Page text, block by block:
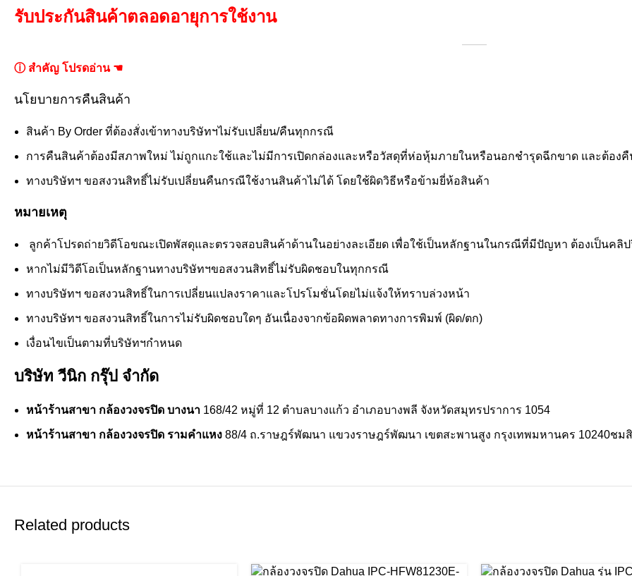
รับประกันสินค้าตลอดอายุการใช้งาน
ⓘ สำคัญ โปรดอ่าน ☚
นโยบายการคืนสินค้า
สินค้า By Order ที่ต้องสั่งเข้าทางบริษัทฯไม่รับเปลี่ยน/คืนทุกกรณี
การคืนสินค้าต้องมีสภาพใหม่ ไม่ถูกแกะใช้และไม่มีการเปิดกล่องและหรือวัสดุที่ห่อหุ้มภายในหรือนอกชำรุดฉีกขาด และต้อง
ทางบริษัทฯ ขอสงวนสิทธิ์ไม่รับเปลี่ยนคืนกรณีใช้งานสินค้าไม่ได้ โดยใช้ผิดวิธีหรือข้ามยี่ห้อสินค้า
หมายเหตุ
ลูกค้าโปรดถ่ายวิดีโอขณะเปิดพัสดุและตรวจสอบสินค้าด้านในอย่างละเอียด เพื่อใช้เป็นหลักฐานในกรณีที่มีปัญหา ต้องเป็นคลิ
หากไม่มีวิดีโอเป็นหลักฐานทางบริษัทฯขอสงวนสิทธิ์ไม่รับผิดชอบในทุกกรณี
ทางบริษัทฯ ขอสงวนสิทธิ์ในการเปลี่ยนแปลงราคาและโปรโมชั่นโดยไม่แจ้งให้ทราบล่วงหน้า
ทางบริษัทฯ ขอสงวนสิทธิ์ในการไม่รับผิดชอบใดๆ อันเนื่องจากข้อผิดพลาดทางการพิมพ์ (ผิด/ตก)
เงื่อนไขเป็นตามที่บริษัทฯกำหนด
บริษัท วีนิก กรุ๊ป จำกัด
หน้าร้านสาขา กล้องวงจรปิด บางนา 168/42 หมู่ที่ 12 ตำบลบางแก้ว อำเภอบางพลี จังหวัดสมุทรปราการ 1054
หน้าร้านสาขา กล้องวงจรปิด รามคำแหง 88/4 ถ.ราษฎร์พัฒนา แขวงราษฎร์พัฒนา เขตสะพานสูง กรุงเทพมหานคร 10240ชม
Related products